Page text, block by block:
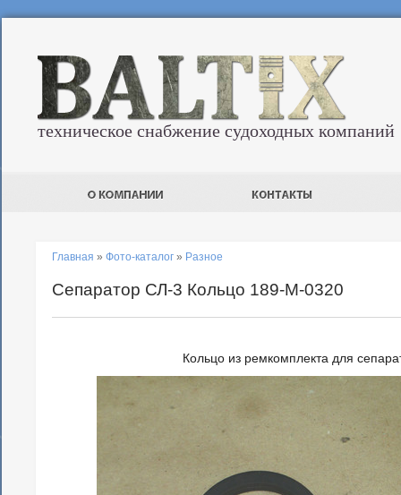
техническое снабжение судоходных компаний
Главная » Фото-каталог » Разное
Сепаратор СЛ-3 Кольцо 189-М-0320
Кольцо из ремкомплекта для